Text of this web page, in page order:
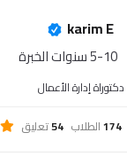
karim E
5-10 سنوات الخبرة
إدارة الأعمال
174الطلاب 54تعليق